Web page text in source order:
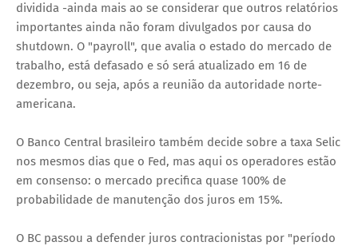
dividida -ainda mais ao se considerar que outros relatórios
importantes ainda não foram divulgados por causa do
shutdown. O "payroll", que avalia o estado do mercado de
trabalho, está defasado e só será atualizado em 16 de
dezembro, ou seja, após a reunião da autoridade norte-
americana.
O Banco Central brasileiro também decide sobre a taxa Selic
nos mesmos dias que o Fed, mas aqui os operadores estão
em consenso: o mercado precifica quase 100% de
probabilidade de manutenção dos juros em 15%.
O BC passou a defender juros contracionistas por "período